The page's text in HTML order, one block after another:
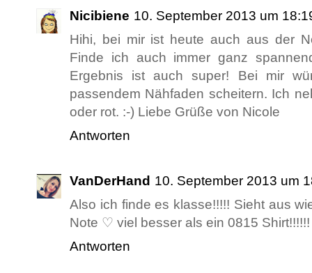
Nicibiene 10. September 2013 um
Hihi, bei mir ist heute auch aus der
Finde ich auch immer ganz
Ergebnis ist auch super! Bei mir
passendem Nähfaden scheitern. Ich
oder rot. :-) Liebe Grüße von Nicole
Antworten
VanDerHand 10. September 2013 um
Also ich finde es klasse!!!!! Sieht aus
Note ♡ viel besser als ein 0815
Antworten